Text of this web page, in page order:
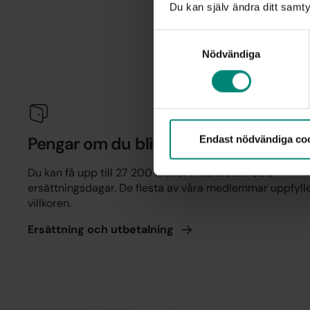
Du kan själv ändra ditt
Nödvändiga
Endast nödvändiga
Pengar om du blir arbetslös
Du kan få upp till 27 200 kronor i månaden i 300
ersättningsdagar. De flesta av våra medlemmar
villkoren.
Ersättning och utbetalning